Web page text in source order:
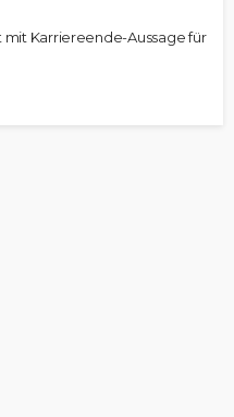
mit Karriereende-Aussage für